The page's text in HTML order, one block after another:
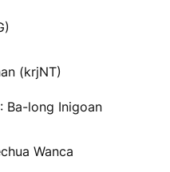
(krjNT)
Ba-long Inigoan
Wanca